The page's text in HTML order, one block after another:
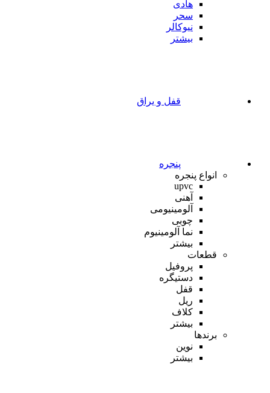
هادی
سحر
نیوکالر
بیشتر
قفل و یراق
پنجره
انواع پنجره
upvc
آهنی
آلومینیومی
چوبی
نما آلومینیوم
بیشتر
قطعات
پروفیل
دستیگره
قفل
ریل
کلاف
بیشتر
برندها
نوین
بیشتر